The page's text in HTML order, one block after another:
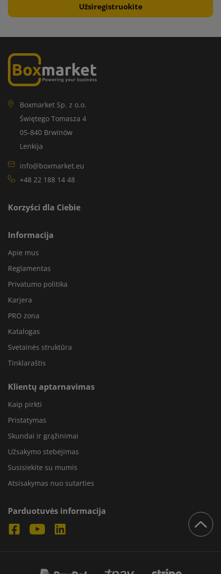
Boxmarket Sp. z o.o.
Świętego Tomasza 4
05-840 Brwinów
Lenkija
info@boxmarket.eu
+48 22 188 14 48
Korzyści dla Ciebie
Informacija
Apie mus
Reglamentas
Privatumo politika
Karjera
PRO zona
Katalogas
Svetainės struktūra
Tinklaraštis
Klientų aptarnavimas
Kaip pirkti
Pristatymas
Skundai ir grąžinimai
Užsakymo stebėjimas
Susisiekite su mumis
Atsisakymas nuo sutarties
Parduotuvės informacija